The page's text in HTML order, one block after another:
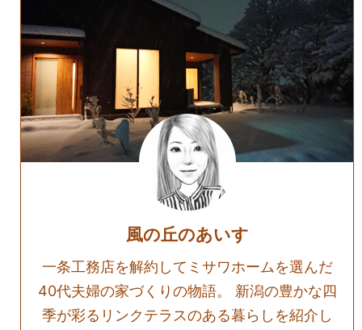
風の丘のあいす
一条工務店を解約してミサワホームを選んだ
40代夫婦の家づくりの物語。 新潟の豊かな四
季が彩るリンクテラスのある暮らしを紹介し